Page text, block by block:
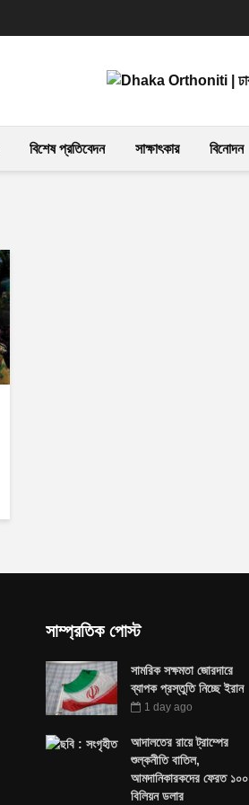
বিশেষ প্রতিবেদন সাক্ষাৎকার বিনোদন
সাম্প্রতিক পোস্ট
সামরিক সক্ষমতা জোরদারে
ব্যাপক প্রস্তুতি নিচ্ছে ইরান
1 day ago
আদালতের রায়ে ট্রাম্পের
শুল্কনীতি বাতিল,
আমদানিকারকদের ফেরত ১০০
বিলিয়ন ডলার